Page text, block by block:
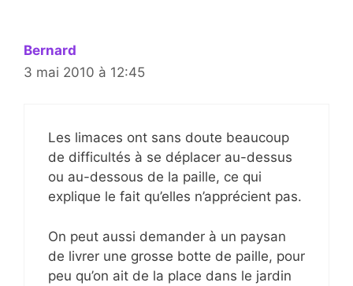
Bernard
3 mai 2010 à 12:45
Les limaces ont sans doute beaucoup
de difficultés à se déplacer au-dessus
ou au-dessous de la paille, ce qui
explique le fait qu’elles n’apprécient pas.
On peut aussi demander à un paysan
de livrer une grosse botte de paille, pour
peu qu’on ait de la place dans le jardin